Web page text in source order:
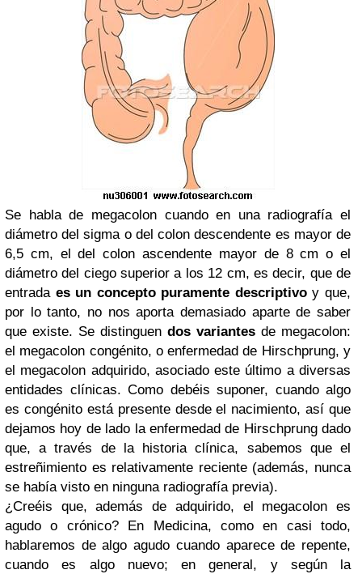
Se habla de megacolon cuando en una radiografía el
diámetro del sigma o del colon descendente es mayor de
6,5 cm, el del colon ascendente mayor de 8 cm o el
diámetro del ciego superior a los 12 cm, es decir, que de
entrada es un concepto puramente descriptivoy que,
por lo tanto, no nos aporta demasiado aparte de saber
que existe. Se distinguen dos variantes de megacolon:
el megacolon congénito, o enfermedad de Hirschprung, y
el megacolon adquirido, asociado este último a diversas
entidades clínicas. Como debéis suponer, cuando algo
es congénito está presente desde el nacimiento, así que
dejamos hoy de lado la enfermedad de Hirschprung dado
que, a través de la historia clínica, sabemos que el
estreñimiento es relativamente reciente (además, nunca
se había visto en ninguna radiografía previa).
¿Creéis que, además de adquirido, el megacolon es
agudo o crónico? En Medicina, como en casi todo,
hablaremos de algo agudo cuando aparece de repente,
cuando es algo nuevo; en general, y según la